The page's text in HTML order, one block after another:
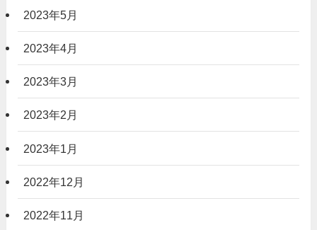
2023年5月
2023年4月
2023年3月
2023年2月
2023年1月
2022年12月
2022年11月